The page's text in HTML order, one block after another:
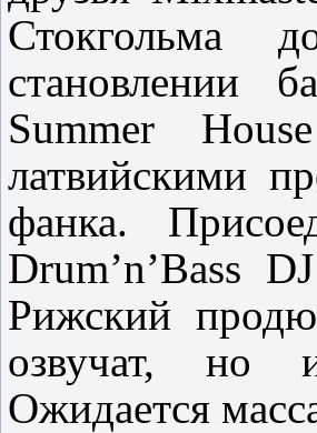
Стокгольма
становлении
Summer
House
латвийскими
фанка.
Drum’n’Bass
Рижский
озвучат, но
Ожидается